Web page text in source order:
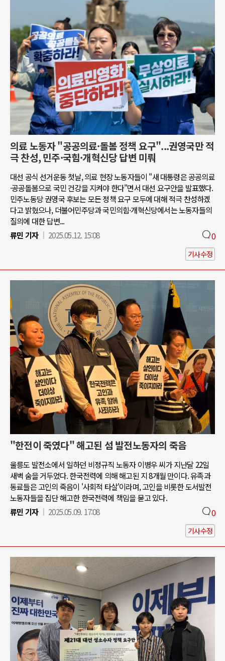
의료 노동자 "공공의료·돌봄 정책 요구"...권영국만 적
극 찬성, 민주·국힘·개혁신당 답변 미뤄
대선 공식 선거운동 첫날, 의료 현장 노동자들이 "새 대통령은 공공의료
·공공돌봄으로 국민 건강을 지켜야 한다"면서 대선 요구안을 발표했다.
민주노동당 권영국 후보는 모든 정책 요구 모두에 대해 적극 찬성하겠
다고 밝혔으나, 더불어민주당과 국민의힘·개혁신당에서는 노동자들의
질의에 대한 답변...
류민 기자
2025.05.12. 15:08 0
기사수정
"한전이 죽였다" 해고된 섬 발전노동자의 죽음
울릉도 발전소에서 일하던 비정규직 노동자 이병우 씨가 지난달 22일
새벽 숨을 거두었다. 한국전력에 의해 해고된 지 8개월 만이다. 유족과
동료들은 고인의 죽음이 '사회적 타살'이라며, 고인을 비롯한 도서발전
노동자들을 집단 해고한 한국전력에 책임을 묻고 있다.
류민 기자
2025.05.09. 17:08 0
기사수정